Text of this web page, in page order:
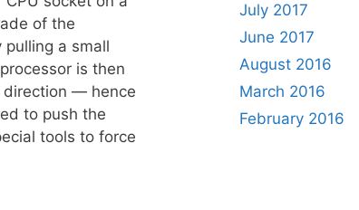
of the
pulling a small
is then
direction — hence
to push the
tools to force
July 2017
June 2017
August 2016
March 2016
February 2016